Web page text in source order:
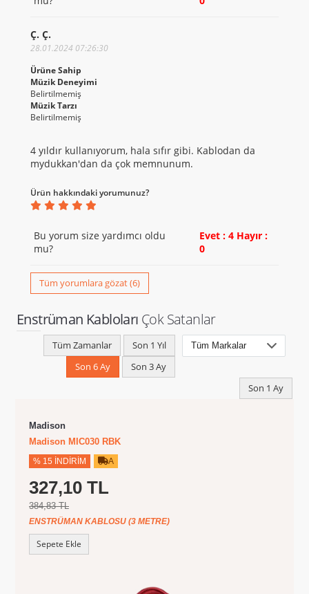
Ç. Ç.
28.01.2024 07:26:30
Ürüne Sahip
Müzik Deneyimi
Belirtilmemiş
Müzik Tarzı
Belirtilmemiş
4 yıldır kullanıyorum, hala sıfır gibi. Kablodan da
mydukkan'dan da çok memnunum.
Ürün hakkındaki yorumunuz?
Bu yorum size yardımcı oldu
mu?
Evet : 4 Hayır :
0
Tüm yorumlara gözat (6)
Enstrüman Kabloları Çok Satanlar
Tüm Zamanlar
Son 1 Yıl
Son 6 Ay
Son 3 Ay
Son 1 Ay
Madison
Madison MIC030 RBK
% 15 İNDIRIM A
327,10 TL
384,83 TL
ENSTRÜMAN KABLOSU (3 METRE)
Sepete Ekle